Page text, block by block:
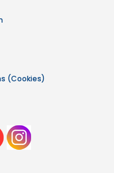
(Cookies)